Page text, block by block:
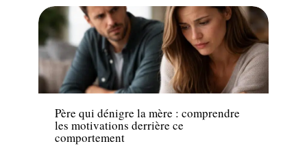
Parents
Père qui dénigre la mère : comprendre
les motivations derrière ce
comportement